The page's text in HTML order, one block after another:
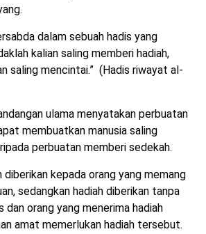
dalam sebuah hadis yang
kalian saling memberi hadiah,
saling mencintai.” (Hadis riwayat al-
ulama menyatakan perbuatan
membuatkan manusia saling
perbuatan memberi sedekah.
diberikan kepada orang yang memang
sedangkan hadiah diberikan tanpa
dan orang yang menerima hadiah
amat memerlukan hadiah tersebut.